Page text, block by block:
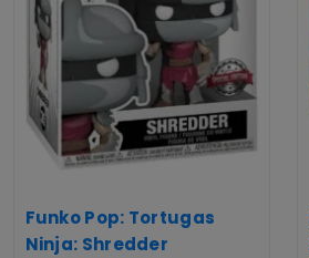
Funko Pop: Tortugas
Ninja: Shredder